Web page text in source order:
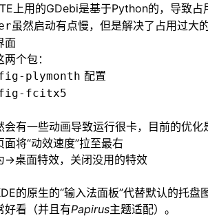
上用的GDebi是基于Python的，导致占
虽然启动有点慢，但是解决了占用过大的
面
个包：
plymonth 配置
fcitx5
会有一些动画导致运行很卡，目前的优化
将“动效速度”拉至最右
->桌面特效，关闭没用的特效
的原生的“输入法面板”代替默认的托
好看（并且有Papirus主题适配）。